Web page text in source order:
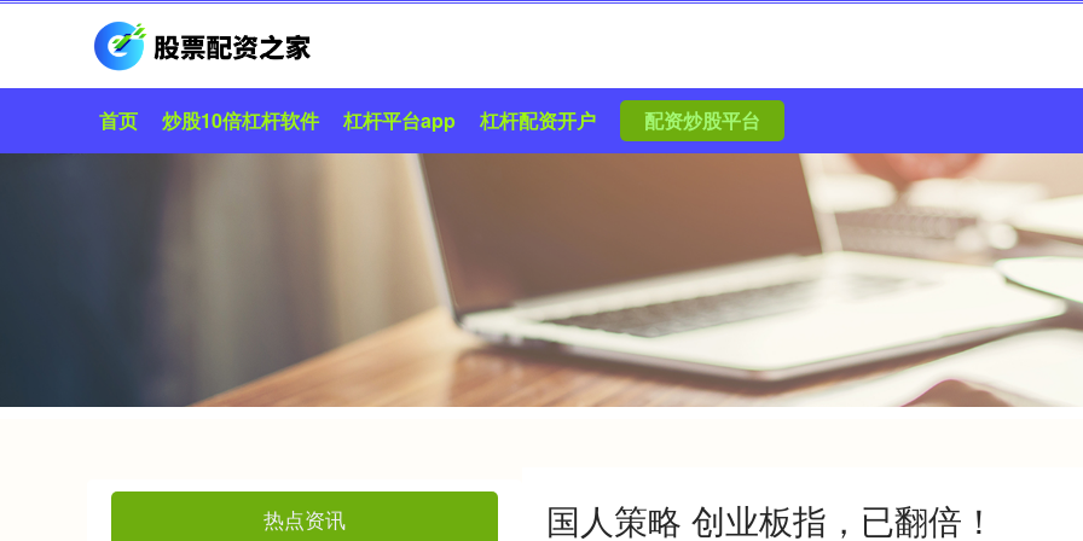
首页 炒股10倍杠杆软件 杠杆平台app 杠杆配资开户 配资炒股平台
国人策略 创业板指，已翻倍！
热点资讯